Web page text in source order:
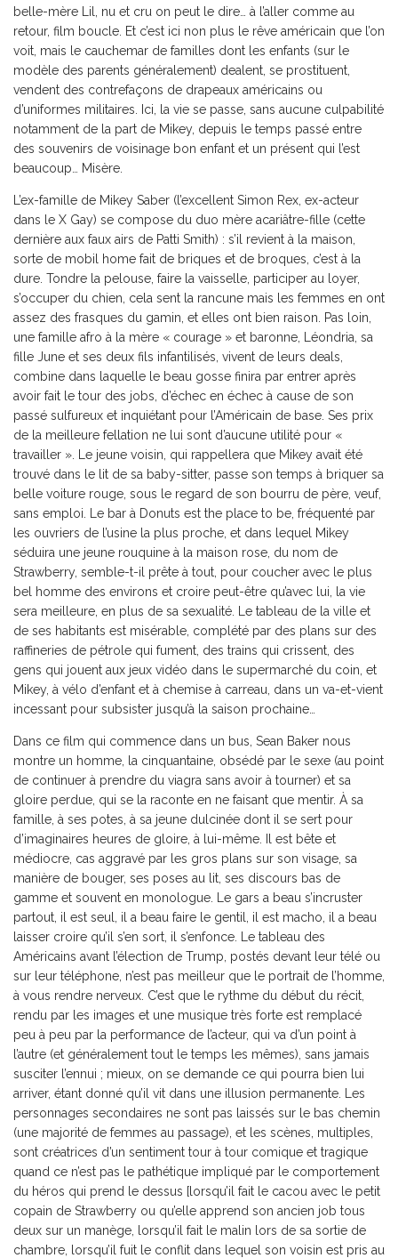
belle-mère Lil, nu et cru on peut le dire… à l’aller comme au
retour, film boucle. Et c’est ici non plus le rêve américain que l’on
voit, mais le cauchemar de familles dont les enfants (sur le
modèle des parents généralement) dealent, se prostituent,
vendent des contrefaçons de drapeaux américains ou
d’uniformes militaires. Ici, la vie se passe, sans aucune culpabilité
notamment de la part de Mikey, depuis le temps passé entre
des souvenirs de voisinage bon enfant et un présent qui l’est
beaucoup… Misère.
L’ex-famille de Mikey Saber (l’excellent Simon Rex, ex-acteur
dans le X Gay) se compose du duo mère acariâtre-fille (cette
dernière aux faux airs de Patti Smith) : s’il revient à la maison,
sorte de mobil home fait de briques et de broques, c’est à la
dure. Tondre la pelouse, faire la vaisselle, participer au loyer,
s’occuper du chien, cela sent la rancune mais les femmes en ont
assez des frasques du gamin, et elles ont bien raison. Pas loin,
une famille afro à la mère « courage » et baronne, Léondria, sa
fille June et ses deux fils infantilisés, vivent de leurs deals,
combine dans laquelle le beau gosse finira par entrer après
avoir fait le tour des jobs, d’échec en échec à cause de son
passé sulfureux et inquiétant pour l’Américain de base. Ses prix
de la meilleure fellation ne lui sont d’aucune utilité pour «
travailler ». Le jeune voisin, qui rappellera que Mikey avait été
trouvé dans le lit de sa baby-sitter, passe son temps à briquer sa
belle voiture rouge, sous le regard de son bourru de père, veuf,
sans emploi. Le bar à Donuts est the place to be, fréquenté par
les ouvriers de l’usine la plus proche, et dans lequel Mikey
séduira une jeune rouquine à la maison rose, du nom de
Strawberry, semble-t-il prête à tout, pour coucher avec le plus
bel homme des environs et croire peut-être qu’avec lui, la vie
sera meilleure, en plus de sa sexualité. Le tableau de la ville et
de ses habitants est misérable, complété par des plans sur des
raffineries de pétrole qui fument, des trains qui crissent, des
gens qui jouent aux jeux vidéo dans le supermarché du coin, et
Mikey, à vélo d’enfant et à chemise à carreau, dans un va-et-vient
incessant pour subsister jusqu’à la saison prochaine…
Dans ce film qui commence dans un bus, Sean Baker nous
montre un homme, la cinquantaine, obsédé par le sexe (au point
de continuer à prendre du viagra sans avoir à tourner) et sa
gloire perdue, qui se la raconte en ne faisant que mentir. À sa
famille, à ses potes, à sa jeune dulcinée dont il se sert pour
d’imaginaires heures de gloire, à lui-même. Il est bête et
médiocre, cas aggravé par les gros plans sur son visage, sa
manière de bouger, ses poses au lit, ses discours bas de
gamme et souvent en monologue. Le gars a beau s’incruster
partout, il est seul, il a beau faire le gentil, il est macho, il a beau
laisser croire qu’il s’en sort, il s’enfonce. Le tableau des
Américains avant l’élection de Trump, postés devant leur télé ou
sur leur téléphone, n’est pas meilleur que le portrait de l’homme,
à vous rendre nerveux. C’est que le rythme du début du récit,
rendu par les images et une musique très forte est remplacé
peu à peu par la performance de l’acteur, qui va d’un point à
l’autre (et généralement tout le temps les mêmes), sans jamais
susciter l’ennui ; mieux, on se demande ce qui pourra bien lui
arriver, étant donné qu’il vit dans une illusion permanente. Les
personnages secondaires ne sont pas laissés sur le bas chemin
(une majorité de femmes au passage), et les scènes, multiples,
sont créatrices d’un sentiment tour à tour comique et tragique
quand ce n’est pas le pathétique impliqué par le comportement
du héros qui prend le dessus [lorsqu’il fait le cacou avec le petit
copain de Strawberry ou qu’elle apprend son ancien job tous
deux sur un manège, lorsqu’il fait le malin lors de sa sortie de
chambre, lorsqu’il fuit le conflit dans lequel son voisin est pris au